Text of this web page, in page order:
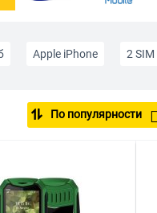
Apple iPhone 2 SIM
По популярности